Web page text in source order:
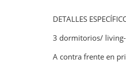
DETALLES
3 dormitorios/
A contra frente en